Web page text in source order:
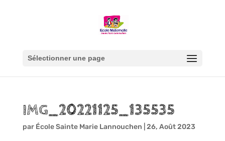
Sélectionner une page
IMG_20221125_135535
par École Sainte Marie Lannouchen 26, Août 2023